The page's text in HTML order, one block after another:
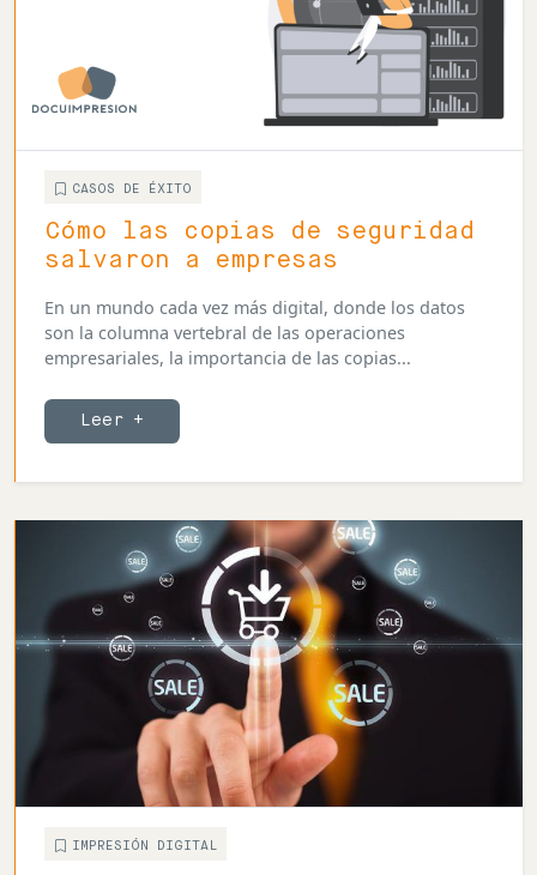
CASOS DE ÉXITO
Cómo las copias de seguridad
salvaron a empresas
En un mundo cada vez más digital, donde los datos
son la columna vertebral de las operaciones
empresariales, la importancia de las copias...
Leer +
IMPRESIÓN DIGITAL